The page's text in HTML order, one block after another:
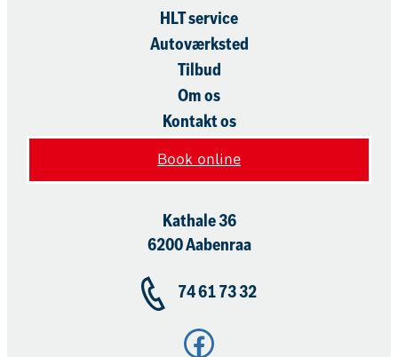
HLT service
Autoværksted
Tilbud
Om os
Kontakt os
Book online
Kathale 36
6200 Aabenraa
74 61 73 32
Facebook